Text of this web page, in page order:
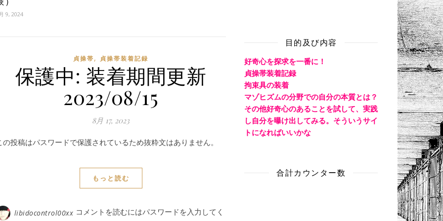
9, 2024
貞操帯, 貞操帯装着記録
保護中: 装着期間更新
2023/08/15
8月 17, 2023
の投稿はパスワードで保護されているため抜粋文はありません。
もっと読む
libidocontrol00xx コメントを読むにはパスワードを入力してく
目的及び内容
好奇心を探求を一番に！
貞操帯装着記録
拘束具の装着
マゾヒズムの分野での自分の本質とは？
その他好奇心のあることを試して、実践
し自分を曝け出してみる。そういうサイ
トになればいいかな
合計カウンター数